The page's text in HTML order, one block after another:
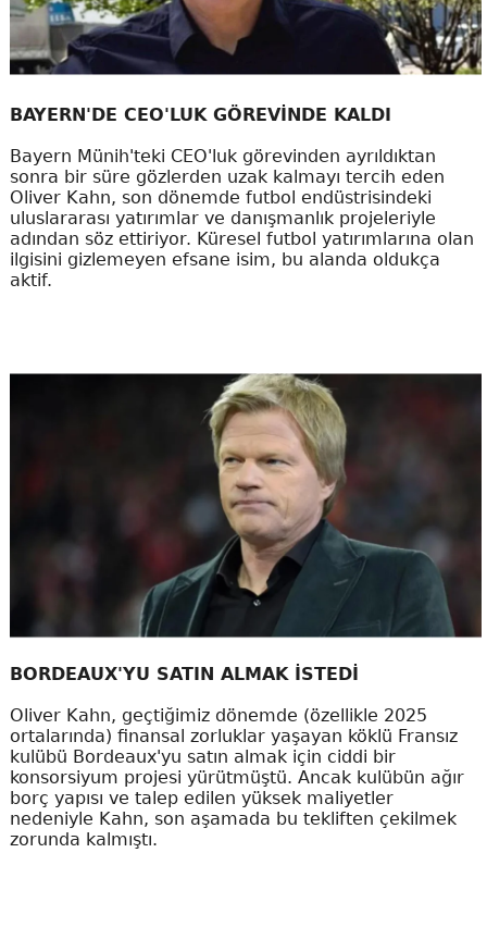
BAYERN'DE CEO'LUK GÖREVİNDE KALDI
Bayern Münih'teki CEO'luk görevinden ayrıldıktan
sonra bir süre gözlerden uzak kalmayı tercih eden
Oliver Kahn, son dönemde futbol endüstrisindeki
uluslararası yatırımlar ve danışmanlık projeleriyle
adından söz ettiriyor. Küresel futbol yatırımlarına olan
ilgisini gizlemeyen efsane isim, bu alanda oldukça
aktif.
BORDEAUX'YU SATIN ALMAK İSTEDİ
Oliver Kahn, geçtiğimiz dönemde (özellikle 2025
ortalarında) finansal zorluklar yaşayan köklü Fransız
kulübü Bordeaux'yu satın almak için ciddi bir
konsorsiyum projesi yürütmüştü. Ancak kulübün ağır
borç yapısı ve talep edilen yüksek maliyetler
nedeniyle Kahn, son aşamada bu tekliften çekilmek
zorunda kalmıştı.